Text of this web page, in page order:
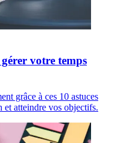
votre temps
grâce à ces 10 astuces
atteindre vos objectifs.